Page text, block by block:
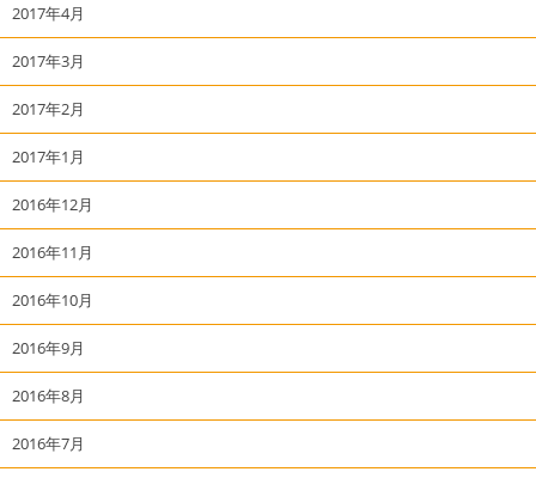
2017年4月
2017年3月
2017年2月
2017年1月
2016年12月
2016年11月
2016年10月
2016年9月
2016年8月
2016年7月